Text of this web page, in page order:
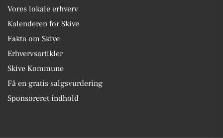
Vores lokale erhverv
Kalenderen for Skive
Fakta om Skive
Erhvervsartikler
Skive Kommune
Få en gratis salgsvurdering
Sponsoreret indhold